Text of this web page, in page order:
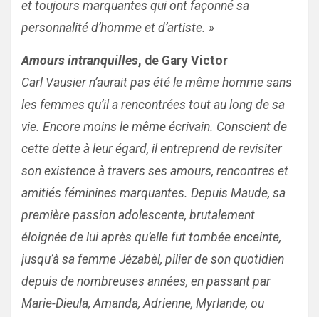
et toujours marquantes qui ont façonné sa
personnalité d’homme et d’artiste. »
Amours intranquilles, de Gary Victor
Carl Vausier n’aurait pas été le même homme sans
les femmes qu’il a rencontrées tout au long de sa
vie. Encore moins le même écrivain. Conscient de
cette dette à leur égard, il entreprend de revisiter
son existence à travers ses amours, rencontres et
amitiés féminines marquantes. Depuis Maude, sa
première passion adolescente, brutalement
éloignée de lui après qu’elle fut tombée enceinte,
jusqu’à sa femme Jézabèl, pilier de son quotidien
depuis de nombreuses années, en passant par
Marie-Dieula, Amanda, Adrienne, Myrlande, ou